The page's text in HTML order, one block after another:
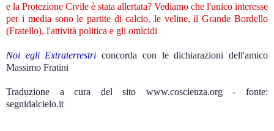
e la Protezione Civile è stata allertata? Vediamo che l'unico interesse
per i media sono le partite di calcio, le veline, il Grande Bordello
(Fratello), l'attività politica e gli omicidi
Noi egli Extraterrestri concorda con le dichiarazioni dell'amico
Massimo Fratini
Traduzione a cura del sito www.coscienza.org - fonte:
segnidalcielo.it